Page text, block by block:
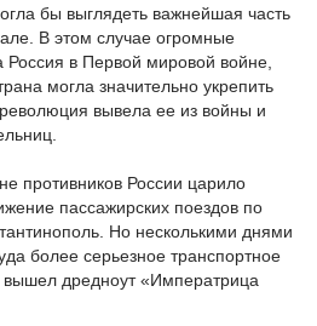
бы выглядеть важнейшая часть
В этом случае огромные
в Первой мировой войне,
могла значительно укрепить
вывела ее из войны и
противников России царило
пассажирских поездов по
Но несколькими днями
более серьезное транспортное
дредноут «Императрица